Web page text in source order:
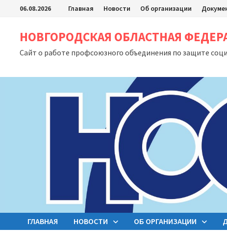
Перейти
содержимому
06.08.2026 Главная Новости Об организации
НОВГОРОДСКАЯ ОБЛАСТНАЯ
Сайт о работе профсоюзного объединения по защите
ГЛАВНАЯ НОВОСТИ ОБ ОРГАНИЗАЦИИ